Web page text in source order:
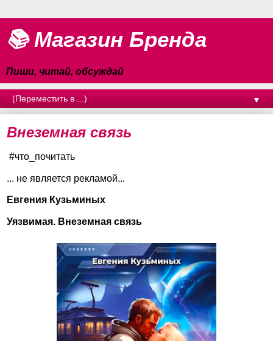
📚 Магазин Бренда
Пиши, читай, обсуждай
▼
Внеземная связь
#что_почитать
... не является рекламой...
Евгения Кузьминых
Уязвимая. Внеземная связь